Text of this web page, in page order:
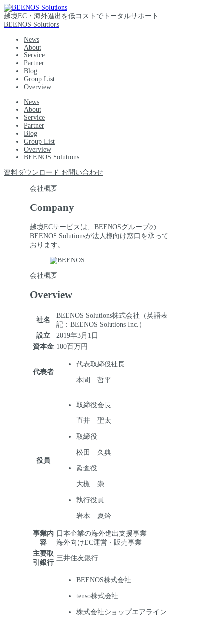
越境EC・海外進出を低コストでトータルサポート
BEENOS Solutions
News
About
Service
Partner
Blog
Group List
Overview
News
About
Service
Partner
Blog
Group List
Overview
BEENOS Solutions
資料ダウンロード お問い合わせ
会社概要
Company
越境ECサービスは、BEENOSグループの
BEENOS Solutionsが法人様向け窓口を承って
おります。
会社概要
Overview
社名
BEENOS Solutions株式会社（英語表
記：BEENOS Solutions Inc.）
設立
2019年3月1日
資本金 100百万円
代表者
代表取締役社長
本間 哲平
役員
取締役会長
直井 聖太
取締役
松田 久典
監査役
大槻 崇
執行役員
岩本 夏鈴
事業内
容
日本企業の海外進出支援事業
海外向けEC運営・販売事業
主要取
引銀行
三井住友銀行
BEENOS株式会社
tenso株式会社
株式会社ショップエアライン